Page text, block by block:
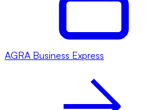
AGRA Business Express